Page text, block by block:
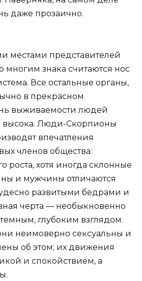
даже прозаично.
местами представителей
многим знака считаются нос
Все остальные органы,
в прекрасном
выживаемости людей
высока. Люди-Скорпионы
впечатления
членов общества:
роста, хотя иногда склонные
и мужчины отличаются
развитыми бедрами и
черта — необыкновенно
глубоким взглядом.
неимоверно сексуальны и
об этом; их движения
и спокойствием, а